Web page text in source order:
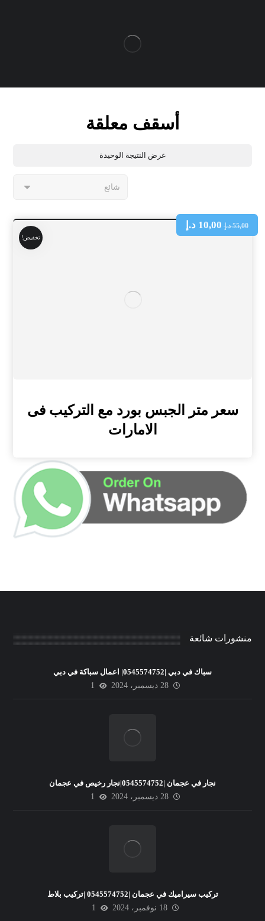
أسقف معلقة
عرض النتيجة الوحيدة
تخفيض!
سعر متر الجبس بورد مع التركيب فى
الامارات
55,00 د.إ 10,00 د.إ
منشورات شائعة
سباك في دبي |0545574752| اعمال سباكة في دبي
28 ديسمبر، 2024
1
نجار في عجمان |0545574752|نجار رخيص في عجمان
28 ديسمبر، 2024
1
تركيب سيراميك في عجمان |0545574752 |تركيب بلاط
18 نوفمبر، 2024
1